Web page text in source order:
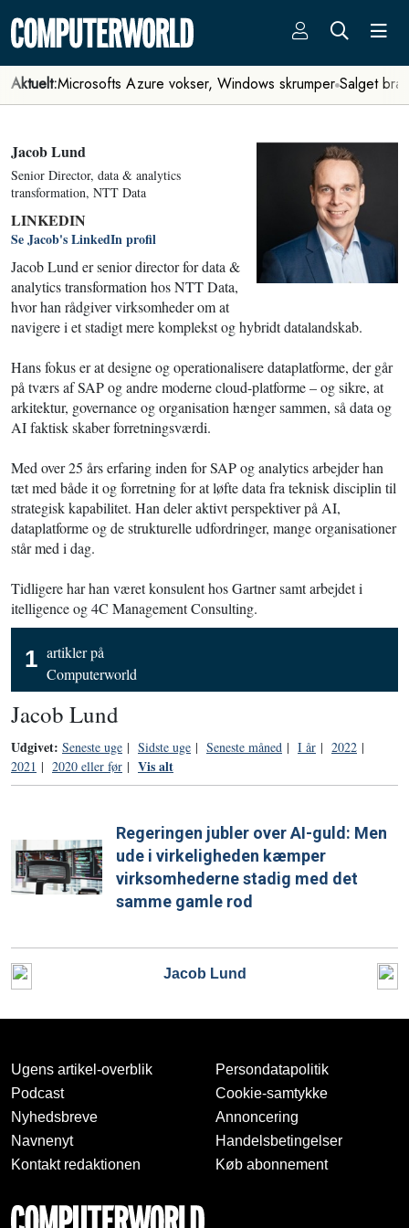
Aktuelt:Microsofts Azure vokser, Windows skrumper Salget
Jacob Lund
Senior Director, data & analytics
transformation, NTT Data
LINKEDIN
Se Jacob's LinkedIn profil
Jacob Lund er senior director for data &
analytics transformation hos NTT Data,
hvor han rådgiver virksomheder om at
navigere i et stadigt mere komplekst og hybridt datalandskab.
Hans fokus er at designe og operationalisere dataplatforme, der går
på tværs af SAP og andre moderne cloud-platforme – og sikre, at
arkitektur, governance og organisation hænger sammen, så data og
AI faktisk skaber forretningsværdi.
Med over 25 års erfaring inden for SAP og analytics arbejder han
tæt med både it og forretning for at løfte data fra teknisk disciplin til
strategisk kapabilitet. Han deler aktivt perspektiver på AI,
dataplatforme og de strukturelle udfordringer, mange organisationer
står med i dag.
Tidligere har han været konsulent hos Gartner samt arbejdet i
itelligence og 4C Management Consulting.
1 artikler på
Computerworld
Jacob Lund
Udgivet: Seneste uge | Sidste uge | Seneste måned | I år | 2022 |
2021 | 2020 eller før | Vis alt
Regeringen jubler over AI-guld: Men
ude i virkeligheden kæmper
virksomhederne stadig med det
samme gamle rod
Jacob Lund
Ugens artikel-overblik
Podcast
Nyhedsbreve
Navnenyt
Kontakt redaktionen
Persondatapolitik
Cookie-samtykke
Annoncering
Handelsbetingelser
Køb abonnement